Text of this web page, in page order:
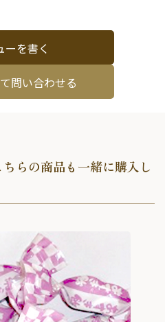
ーを書く
問い合わせる
らの商品も一緒に購入し